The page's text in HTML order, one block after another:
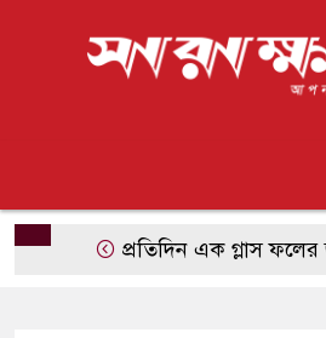
প্রতিদিন এক গ্লাস ফলের জুসে